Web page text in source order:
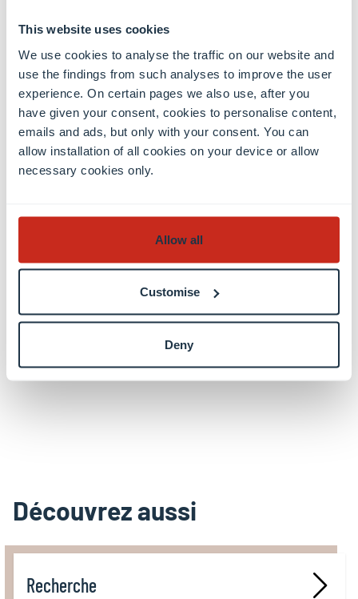
This website uses cookies
We use cookies to analyse the traffic on our website and
use the findings from such analyses to improve the user
experience. On certain pages we also use, after you
have given your consent, cookies to personalise content,
emails and ads, but only with your consent. You can
allow installation of all cookies on your device or allow
necessary cookies only.
Allow all
Customise
Deny
generous and inspiring
colleagues. The atmosphere is
collaborative in the best possible
way — supportive, yet never
complacent.
the C²DH: it’s a safe space for
contemporary historians who
enjoy experimenting with digital
methods.”
Moritz Mähr – Visiting researcher au C²DH en 2025
Découvrez aussi
Recherche